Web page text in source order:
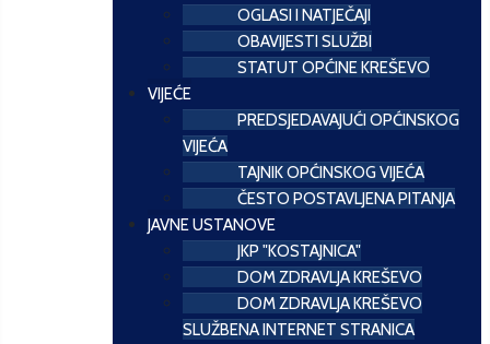
OGLASI I NATJEČAJI
OBAVIJESTI SLUŽBI
STATUT OPĆINE KREŠEVO
VIJEĆE
PREDSJEDAVAJUĆI OPĆINSKOG
VIJEĆA
TAJNIK OPĆINSKOG VIJEĆA
ČESTO POSTAVLJENA PITANJA
JAVNE USTANOVE
JKP "KOSTAJNICA"
DOM ZDRAVLJA KREŠEVO
DOM ZDRAVLJA KREŠEVO
SLUŽBENA INTERNET STRANICA